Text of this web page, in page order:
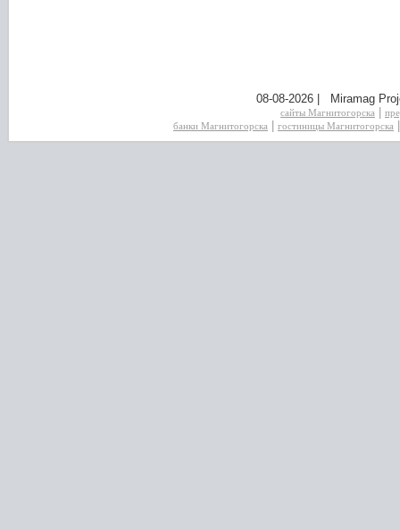
08-08-2026 | Miramag
сайты Магнитогорска
банки Магнитогорска
гостиницы Магнитогорска